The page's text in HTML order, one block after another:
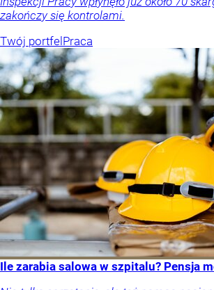
zakończy się kontrolami.
Twój portfelPraca
Ile zarabia salowa w szpitalu? Pensja